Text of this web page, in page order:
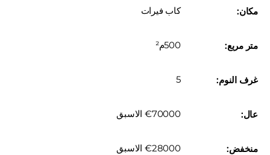
مكان: كاب فيرات
متر مربع: 500م²
غرف النوم: 5
عال: €70000 الاسبق
منخفض: €28000 الاسبق